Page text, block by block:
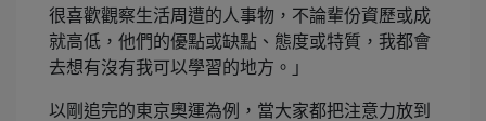
很喜歡觀察生活周遭的人事物，不論輩份資歷或成
就高低，他們的優點或缺點、態度或特質，我都會
去想有沒有我可以學習的地方。」
以剛追完的東京奧運為例，當大家都把注意力放到